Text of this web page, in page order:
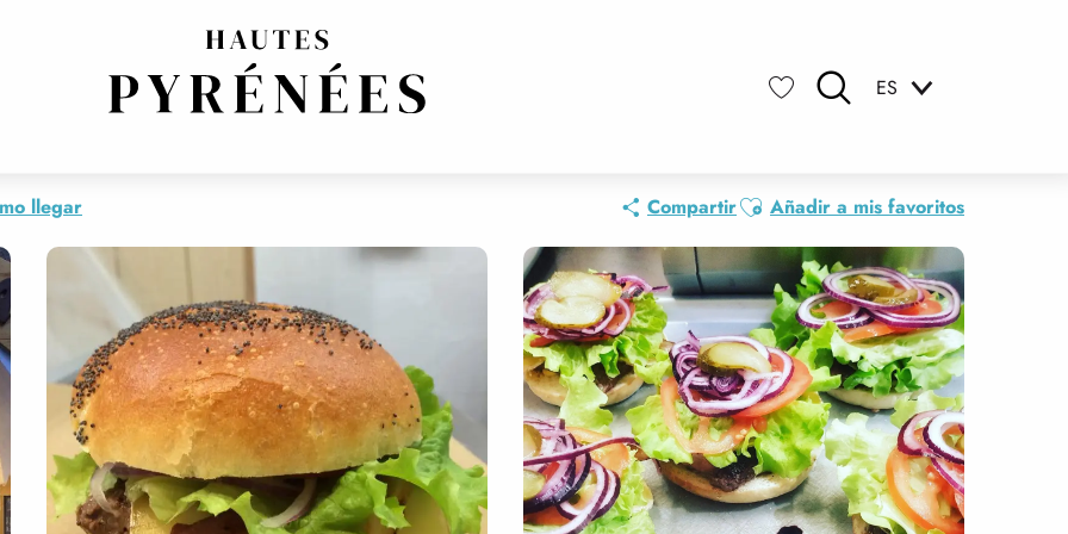
ES
llegar CompartirAjouter aux favoris
Añadir a mis favoritos